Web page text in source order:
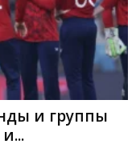
и группы